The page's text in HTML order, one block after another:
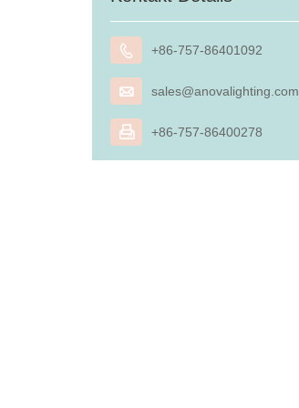
 +86-757-86401092
 sales@anovalighting.com
 +86-757-86400278